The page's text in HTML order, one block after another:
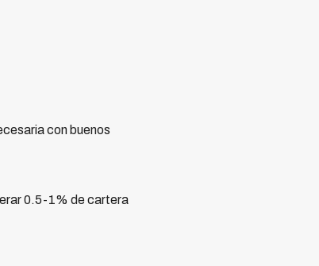
con buenos
0.5-1% de cartera